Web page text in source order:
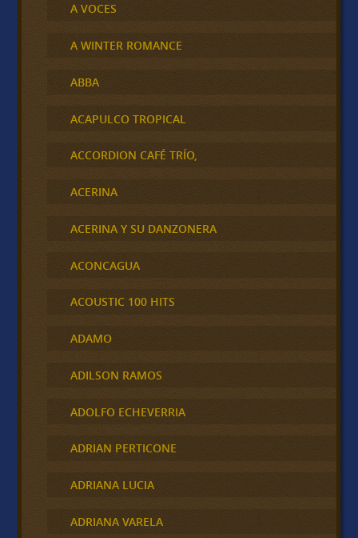
A VOCES
A WINTER ROMANCE
ABBA
ACAPULCO TROPICAL
ACCORDION CAFÉ TRÍO,
ACERINA
ACERINA Y SU DANZONERA
ACONCAGUA
ACOUSTIC 100 HITS
ADAMO
ADILSON RAMOS
ADOLFO ECHEVERRIA
ADRIAN PERTICONE
ADRIANA LUCIA
ADRIANA VARELA